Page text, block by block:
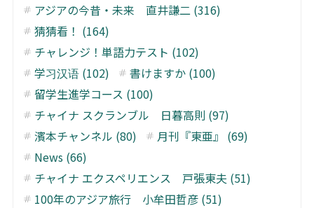
アジアの今昔・未来 直井謙二 (316)
猜猜看！ (164)
チャレンジ！単語力テスト (102)
学习汉语 (102)
書けますか (100)
留学生進学コース (100)
チャイナ スクランブル 日暮高則 (97)
濱本チャンネル (80)
月刊『東亜』 (69)
News (66)
チャイナ エクスペリエンス 戸張東夫 (51)
100年のアジア旅行 小牟田哲彦 (51)